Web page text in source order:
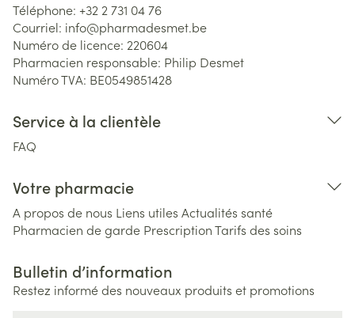
Téléphone: +32 2 731 04 76
Courriel: info@pharmadesmet.be
Numéro de licence: 220604
Pharmacien responsable: Philip Desmet
Numéro TVA: BE0549851428
Service à la clientèle
FAQ
Votre pharmacie
A propos de nous Liens utiles Actualités santé
Pharmacien de garde PrescriptionTarifs des soins
Bulletin d’information
Restez informé des nouveaux produits et promotions